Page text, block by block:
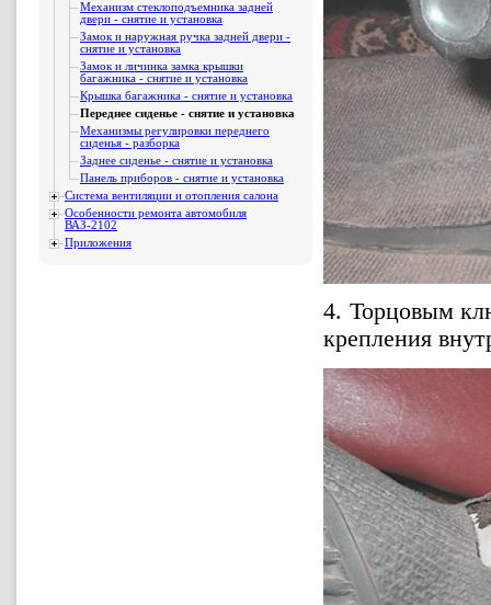
Механизм стеклоподъемника задней
двери - снятие и установка
Замок и наружная ручка задней двери -
снятие и установка
Замок и личинка замка крышки
багажника - снятие и установка
Крышка багажника - снятие и установка
Переднее сиденье - снятие и установка
Механизмы регулировки переднего
сиденья - разборка
Заднее сиденье - снятие и установка
Панель приборов - снятие и установка
Система вентиляции и отопления салона
Особенности ремонта автомобиля
ВАЗ-2102
Приложения
4. Торцовым
крепления